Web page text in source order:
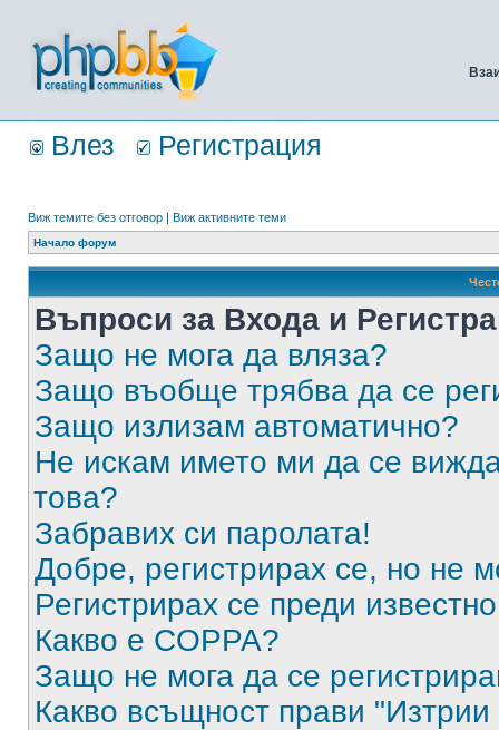
Влез Регистрация
Виж темите без отговор | Виж активните теми
Начало форум
Въпроси за Входа и
Защо не мога да вляза?
Защо въобще трябва да се
Защо излизам автоматично?
Не искам името ми да се
това?
Забравих си паролата!
Добре, регистрирах се, но не
Регистрирах се преди
Какво е COPPA?
Защо не мога да се
Какво всъщност прави "Изтрии